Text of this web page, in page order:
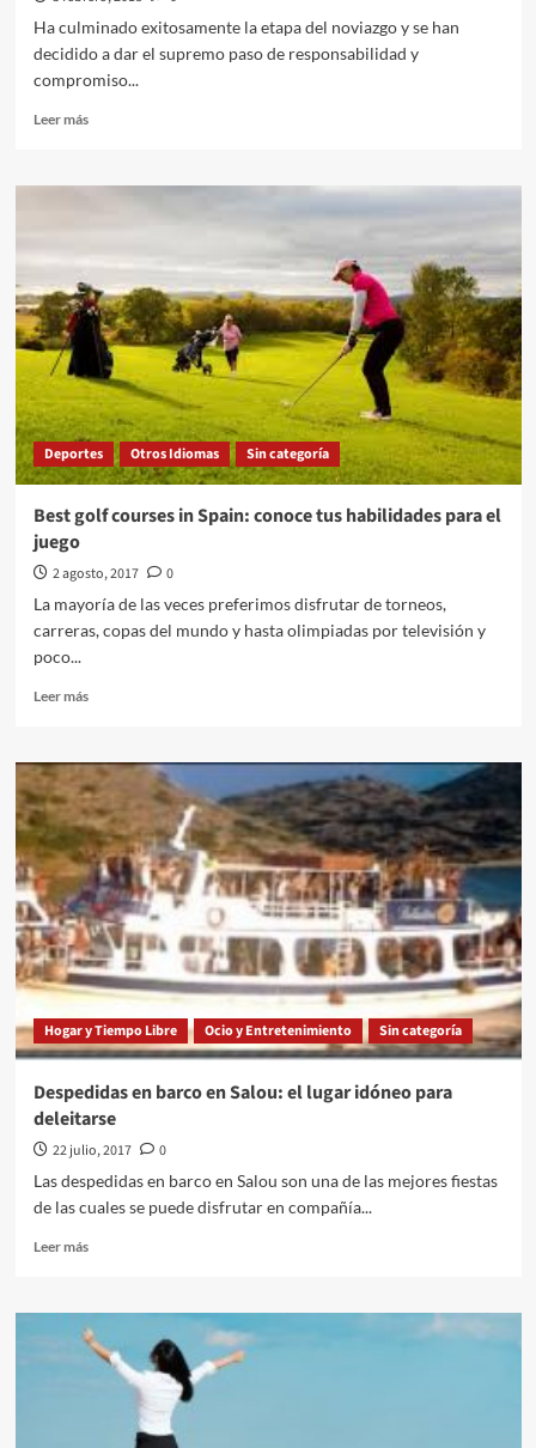
Ha culminado exitosamente la etapa del noviazgo y se han
decidido a dar el supremo paso de responsabilidad y
compromiso...
Leer másLeer
Catering
completamente
el
instante
más
feliz
de
su
vida
Deportes Otros Idiomas Sin categoría
Best golf courses in Spain: conoce tus habilidades para el
juego
2 agosto, 2017
0
La mayoría de las veces preferimos disfrutar de torneos,
carreras, copas del mundo y hasta olimpiadas por televisión y
poco...
Leer másLeer
Best
golf
courses
in
Spain:
conoce
tus
habilidades
para
el
juego
Hogar y Tiempo Libre Ocio y Entretenimiento Sin categoría
Despedidas en barco en Salou: el lugar idóneo para
deleitarse
22 julio, 2017
0
Las despedidas en barco en Salou son una de las mejores fiestas
de las cuales se puede disfrutar en compañía...
Leer másLeer
Despedidas
en
barco